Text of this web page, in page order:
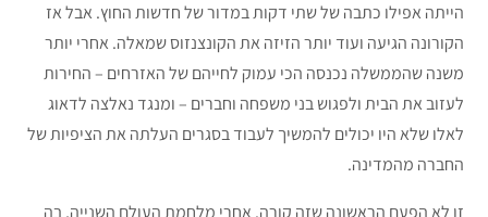
הייתה אפילו כתבה של שתי דקות במדור של חדשות החוץ. אבל אז
הקורונה הגיעה ועוד יותר הזיזה את הקונצנזוס שמאלה. אחרי יותר
משנה שהממשלה נכנסה הכי עמוק לחייהם של האזרחים – החירות
לעזוב את הבית ולפגוש בני משפחה וחברים – ומנגד נאלצה לדאוג
לאלו שלא היו יכולים להמשיך לעבוד בסגרים העלתה את הציפיות של
החברה מהמדינה.
זו לא הפעם הראשונה שזה קורה. אחרי מלחמת העולם השנייה, בה